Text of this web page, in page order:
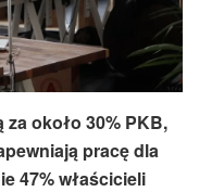
około 30% PKB,
pracę dla
47% właścicieli